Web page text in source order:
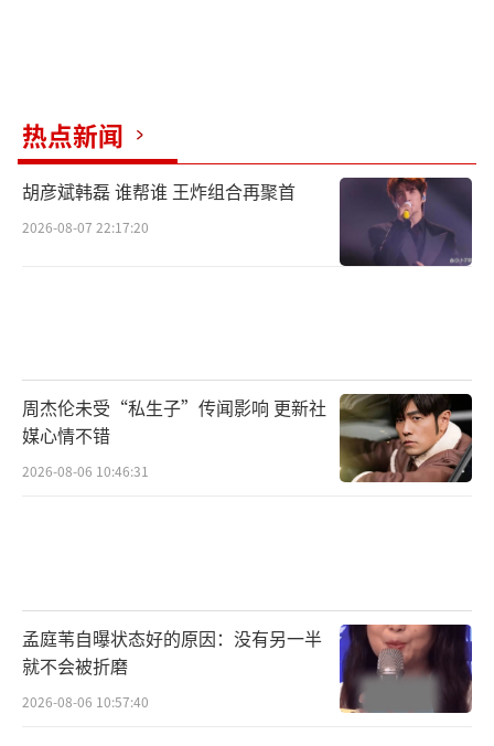
热点新闻
胡彦斌韩磊 谁帮谁 王炸组合再聚首
2026-08-07 22:17:20
周杰伦未受“私生子”传闻影响 更新社
媒心情不错
2026-08-06 10:46:31
孟庭苇自曝状态好的原因：没有另一半
就不会被折磨
2026-08-06 10:57:40